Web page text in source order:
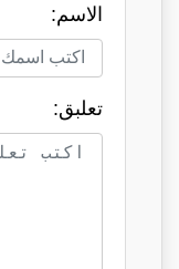
الاسم:
تعلبق: